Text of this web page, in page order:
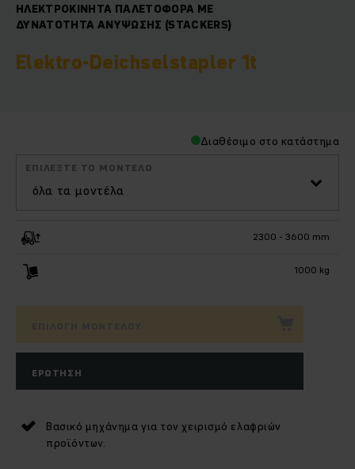
ΗΛΕΚΤΡΟΚΊΝΗΤΑ ΠΑΛΕΤΟΦΌΡΑ ΜΕ
ΔΥΝΑΤΌΤΗΤΑ ΑΝΎΨΩΣΗΣ (STACKERS)
Elektro-Deichselstapler 1t
Διαθέσιμο στο κατάστημα
όλα τα μοντέλα
ΕΠΙΛΈΞΤΕ ΤΟ ΜΟΝΤΈΛΟ
2300 - 3600 mm
1000 kg
ΕΡΏΤΗΣΗ
Βασικό μηχάνημα για τον χειρισμό ελαφριών
προϊόντων.